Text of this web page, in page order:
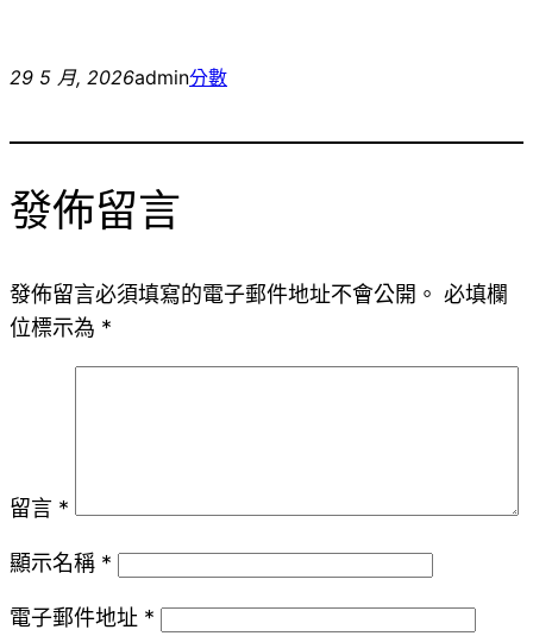
29 5 月, 2026admin分數
發佈留言
發佈留言必須填寫的電子郵件地址不會公開。 必填欄
位標示為 *
留言 *
顯示名稱 *
電子郵件地址 *